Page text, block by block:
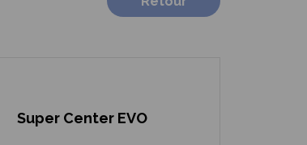
Super Center EVO